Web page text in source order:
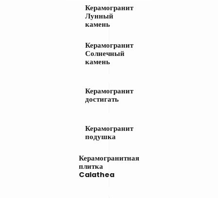
Керамогранит
Лунный
камень
Керамогранит
Солнечный
камень
Керамогранит
достигать
Керамогранит
подушка
Керамогранитная
плитка
Calathea